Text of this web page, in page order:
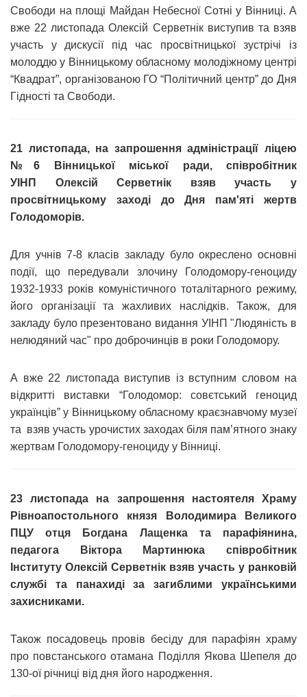
Свободи на площі Майдан Небесної Сотні у Вінниці. А
вже 22 листопада Олексій Серветнік виступив та взяв
участь у дискусії під час просвітницької зустрічі із
молоддю у Вінницькому обласному молодіжному центрі
“Квадрат”, організованою ГО “Політичний центр” до Дня
Гідності та Свободи.
21 листопада, на запрошення адміністрації ліцею
№6 Вінницької міської ради, співробітник
УІНП Олексій Серветнік взяв участь у
просвітницькому заході до Дня пам'яті жертв
Голодоморів.
Для учнів 7-8 класів закладу було окреслено основні
події, що передували злочину Голодомору-геноциду
1932-1933 років комуністичного тоталітарного режиму,
його організації та жахливих наслідків. Також, для
закладу було презентовано видання УІНП "Людяність в
нелюдяний час" про доброчинців в роки Голодомору.
А вже 22 листопада виступив із вступним словом на
відкритті виставки “Голодомор: совєтський геноцид
українців” у Вінницькому обласному краєзнавчому музеї
та взяв участь урочистих заходах біля пам’ятного знаку
жертвам Голодомору-геноциду у Вінниці.
23 листопада на запрошення настоятеля Храму
Рівноапостольного князя Володимира Великого
ПЦУ отця Богдана Лащенка та парафіянина,
педагога Віктора Мартинюка співробітник
Інституту Олексій Серветнік взяв участь у ранковій
службі та панахиді за загиблими українськими
захисниками.
Також посадовець провів бесіду для парафіян храму
про повстанського отамана Поділля Якова Шепеля до
130-ої річниці від дня його народження.